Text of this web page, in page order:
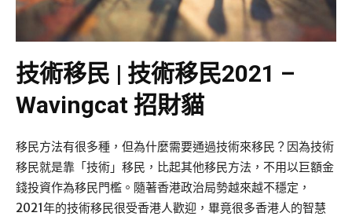
技術移民 | 技術移民2021 –
Wavingcat 招財貓
移民方法有很多種，但為什麼需要通過技術來移民？因為技術
移民就是靠「技術」移民，比起其他移民方法，不用以巨額金
錢投資作為移民門檻。隨著香港政治局勢越來越不穩定，
2021年的技術移民很受香港人歡迎，畢竟很多香港人的智慧